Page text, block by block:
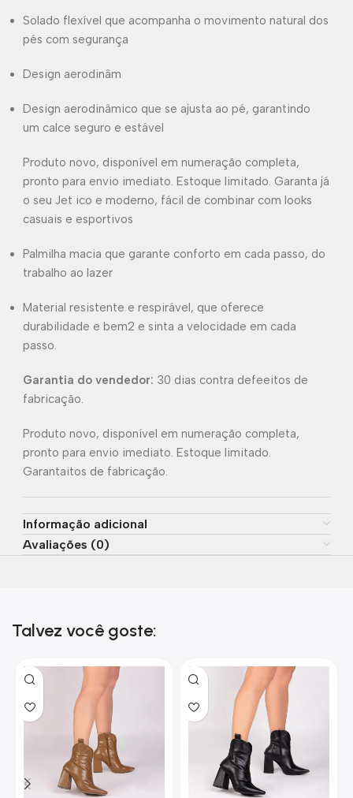
Solado flexível que acompanha o movimento natural dos
pés com segurança
Design aerodinâm
Design aerodinâmico que se ajusta ao pé, garantindo
um calce seguro e estável
Produto novo, disponível em numeração completa,
pronto para envio imediato. Estoque limitado. Garanta já
o seu Jet ico e moderno, fácil de combinar com looks
casuais e esportivos
Palmilha macia que garante conforto em cada passo, do
trabalho ao lazer
Material resistente e respirável, que oferece
durabilidade e bem2 e sinta a velocidade em cada
passo.
Garantia do vendedor: 30 dias contra defeeitos de
fabricação.
Produto novo, disponível em numeração completa,
pronto para envio imediato. Estoque limitado.
Garantaitos de fabricação.
Informação adicional
Avaliações (0)
Talvez você goste: